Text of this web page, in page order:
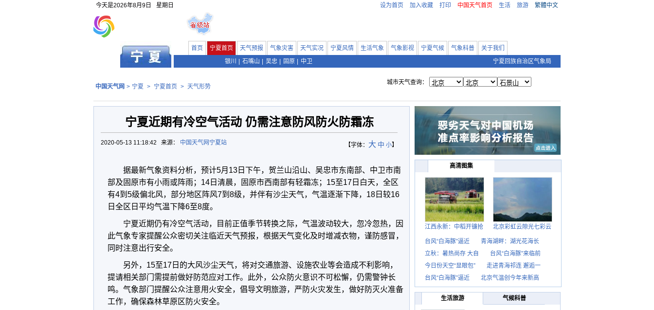
今天是2026年8月9日 星期日 设为首页 加入收藏 打印 中国天气首页 生活 旅游 繁體中文
首页 宁夏首页 天气预报 气象灾害 天气实况 宁夏风情 生活气象 气象影视 宁夏气候 气象科普
关于我们
银川
石嘴山 吴忠 固原 中卫 宁夏回族自治区气象局
中国天气网 > 宁夏 > 宁夏首页 > 天气形势
城市天气查询：
宁夏近期有冷空气活动 仍需注意防风防火防霜冻
【字体： 大 中 小】
2020-05-13 11:18:42 来源： 中国天气网宁夏站
据最新气象资料分析，预计5月13日下午，贺兰山沿山、吴忠市东南部、中卫市南
部及固原市有小雨或阵雨；14日清晨，固原市西南部有轻霜冻；15至17日白天，全区
有4到5级偏北风，部分地区阵风7到8级，并伴有沙尘天气，气温逐渐下降，18日较16
日全区日平均气温下降6至8度。
宁夏近期仍有冷空气活动，目前正值季节转换之际，气温波动较大，忽冷忽热，因
此气象专家提醒公众密切关注临近天气预报，根据天气变化及时增减衣物，谨防感冒，
同时注意出行安全。
另外，15至17日的大风沙尘天气，将对交通旅游、设施农业等会造成不利影响，
提请相关部门需提前做好防范应对工作。此外，公众防火意识不可松懈，仍需警钟长
鸣。气象部门提醒公众注意用火安全，倡导文明旅游，严防火灾发生，做好防灭火准备
工作，确保森林草原区防火安全。
高清图集
江西永新：中稻开镰抢 北京彩虹云隙光七彩云
台风“白海豚”逼近
青海湖畔：湖光花海长
立秋：暑热尚存 大自
台风“白海豚”来临前
今日份天空“显眼包”
走进青海祁连 邂逅一
台风“白海豚”逼近
北京气温创今年来新高
生活旅游 气候科普